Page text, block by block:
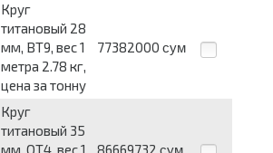
Круг
титановый 28
мм, ВТ9, вес 1
метра 2.78 кг,
цена за тонну
77382000 сум
Круг
титановый 35
мм, ОТ4, вес 1
86669732 сум